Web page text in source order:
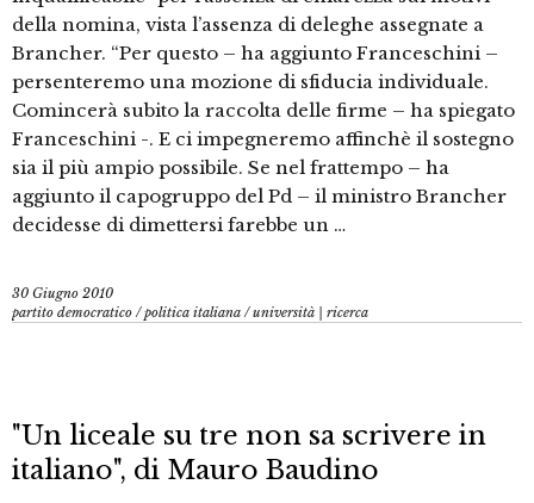
della nomina, vista l’assenza di deleghe assegnate a
Brancher. “Per questo – ha aggiunto Franceschini –
persenteremo una mozione di sfiducia individuale.
Comincerà subito la raccolta delle firme – ha spiegato
Franceschini -. E ci impegneremo affinchè il sostegno
sia il più ampio possibile. Se nel frattempo – ha
aggiunto il capogruppo del Pd – il ministro Brancher
decidesse di dimettersi farebbe un …
30 Giugno 2010
partito democratico /politica italiana /università | ricerca
"Un liceale su tre non sa scrivere in
italiano", di Mauro Baudino